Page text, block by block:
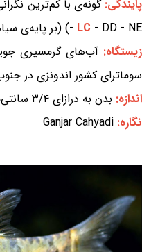
پایندگی:
- LC - DD - NE) (بر پایه‌ی سیاهه‌ی سرخ IUCN)
زیستگاه: آب‌های گرمسیری
سوماترای کشور اندونزی در
اندازه: بدن به درازای ۳/۴ سانتی‌متر
نگاره: Ganjar Cahyadi